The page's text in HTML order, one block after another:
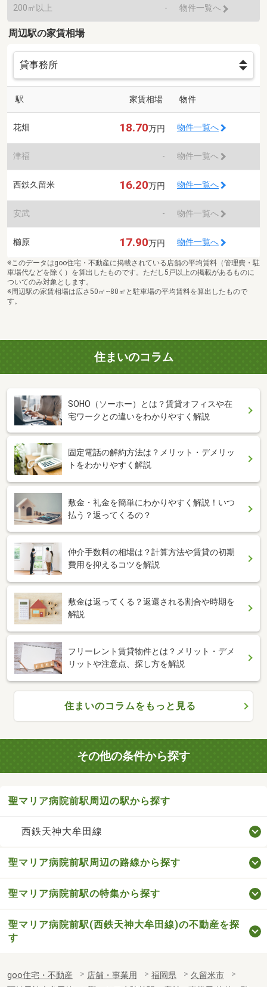
200㎡以上 - 物件一覧へ
周辺駅の家賃相場
駅 家賃相場 物件
花畑 18.70万円 物件一覧へ
津福 - 物件一覧へ
西鉄久留米 16.20万円 物件一覧へ
安武 - 物件一覧へ
櫛原 17.90万円 物件一覧へ
※このデータはgoo住宅・不動産に掲載されている店舗の平均賃料（管理費・駐
車場代などを除く）を算出したものです。ただし5戸以上の掲載があるものに
ついてのみ対象とします。
※周辺駅の家賃相場は広さ50㎡~80㎡と駐車場の平均賃料を算出したもので
す。
住まいのコラム
SOHO（ソーホー）とは？賃貸オフィスや在
宅ワークとの違いをわかりやすく解説
固定電話の解約方法は？メリット・デメリッ
トをわかりやすく解説
敷金・礼金を簡単にわかりやすく解説！いつ
払う？返ってくるの？
仲介手数料の相場は？計算方法や賃貸の初期
費用を抑えるコツを解説
敷金は返ってくる？返還される割合や時期を
解説
フリーレント賃貸物件とは？メリット・デメ
リットや注意点、探し方を解説
住まいのコラムをもっと見る
その他の条件から探す
聖マリア病院前駅周辺の駅から探す
西鉄天神大牟田線
聖マリア病院前駅周辺の路線から探す
聖マリア病院前駅の特集から探す
聖マリア病院前駅(西鉄天神大牟田線)の不動産を探
す
goo住宅・不動産 店舗・事業用 福岡県
久留米市